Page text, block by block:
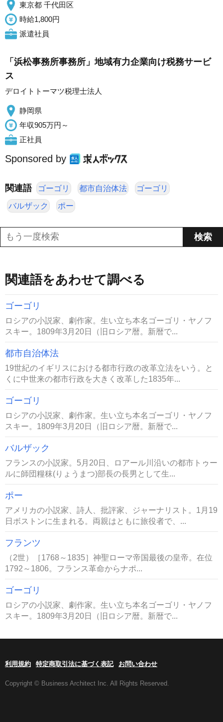
東京都 千代田区
時給1,800円
派遣社員
「浜松事務所事務所」地域有力企業向け税務サービ
ス
デロイトトーマツ税理士法人
静岡県
年収905万円～
正社員
Sponsored by
関連語 ゴーゴリ 都市自治体法 ゴーゴリ
バルザック ポー
関連語をあわせて調べる
ゴーゴリ
ロシアの小説家、劇作家。生い立ち本名ゴーゴリ・ヤノフ
スキー。1809年3月20日（旧ロシア暦。新暦で...
都市自治体法
19世紀のイギリスにおける都市行政の改革立法をいう。と
くに中世来の都市行政を大きく改革した1835年...
ゴーゴリ
ロシアの小説家、劇作家。生い立ち本名ゴーゴリ・ヤノフ
スキー。1809年3月20日（旧ロシア暦。新暦で...
バルザック
フランスの小説家。5月20日、ロアール川沿いの都市トゥー
ルに師団糧秣(りょうまつ)部長の長男として生...
ポー
アメリカの小説家、詩人、批評家、ジャーナリスト。1月19
日ボストンに生まれる。両親はともに旅役者で、...
フランツ
（2世）［1768～1835］神聖ローマ帝国最後の皇帝。在位
1792～1806。フランス革命からナポ...
ゴーゴリ
ロシアの小説家、劇作家。生い立ち本名ゴーゴリ・ヤノフ
スキー。1809年3月20日（旧ロシア暦。新暦で...
利用規約 特定商取引法に基づく表記 お問い合わせ
Copyright © Business Architect Inc. All Rights Reserved.